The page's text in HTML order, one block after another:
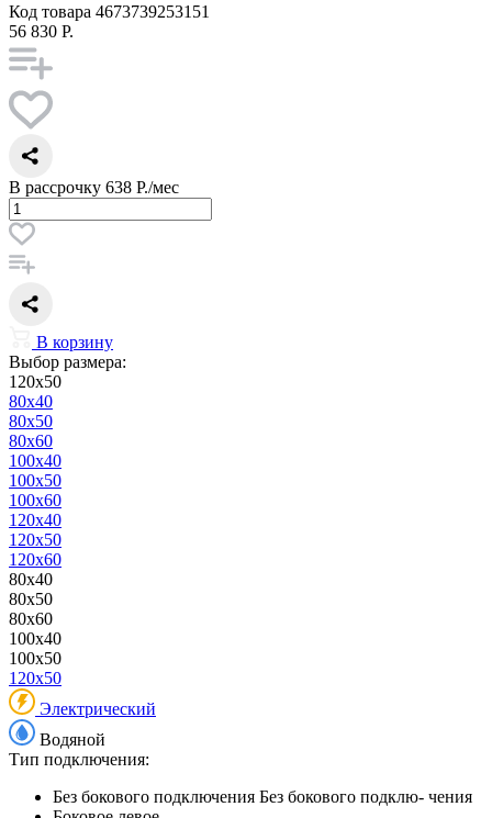
Код товара 4673739253151
56 830 Р.
В рассрочку 638 Р./мес
В корзину
Выбор размера:
120x50
80x40
80x50
80x60
100x40
100x50
100x60
120x40
120x50
120x60
80x40
80x50
80x60
100x40
100x50
120x50
Электрический
Водяной
Тип подключения:
Без бокового подключения Без бокового подклю- чения